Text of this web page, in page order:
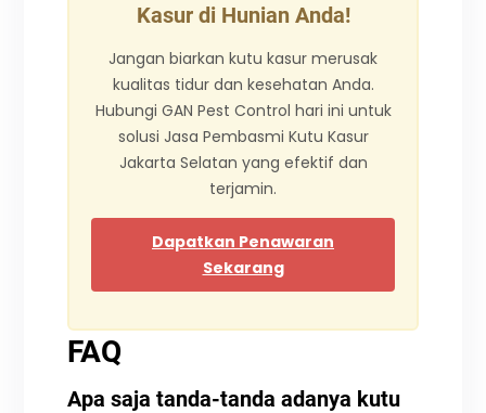
Kasur di Hunian Anda!
Jangan biarkan kutu kasur merusak
kualitas tidur dan kesehatan Anda.
Hubungi GAN Pest Control hari ini untuk
solusi Jasa Pembasmi Kutu Kasur
Jakarta Selatan yang efektif dan
terjamin.
Dapatkan Penawaran
Sekarang
FAQ
Apa saja tanda-tanda adanya kutu